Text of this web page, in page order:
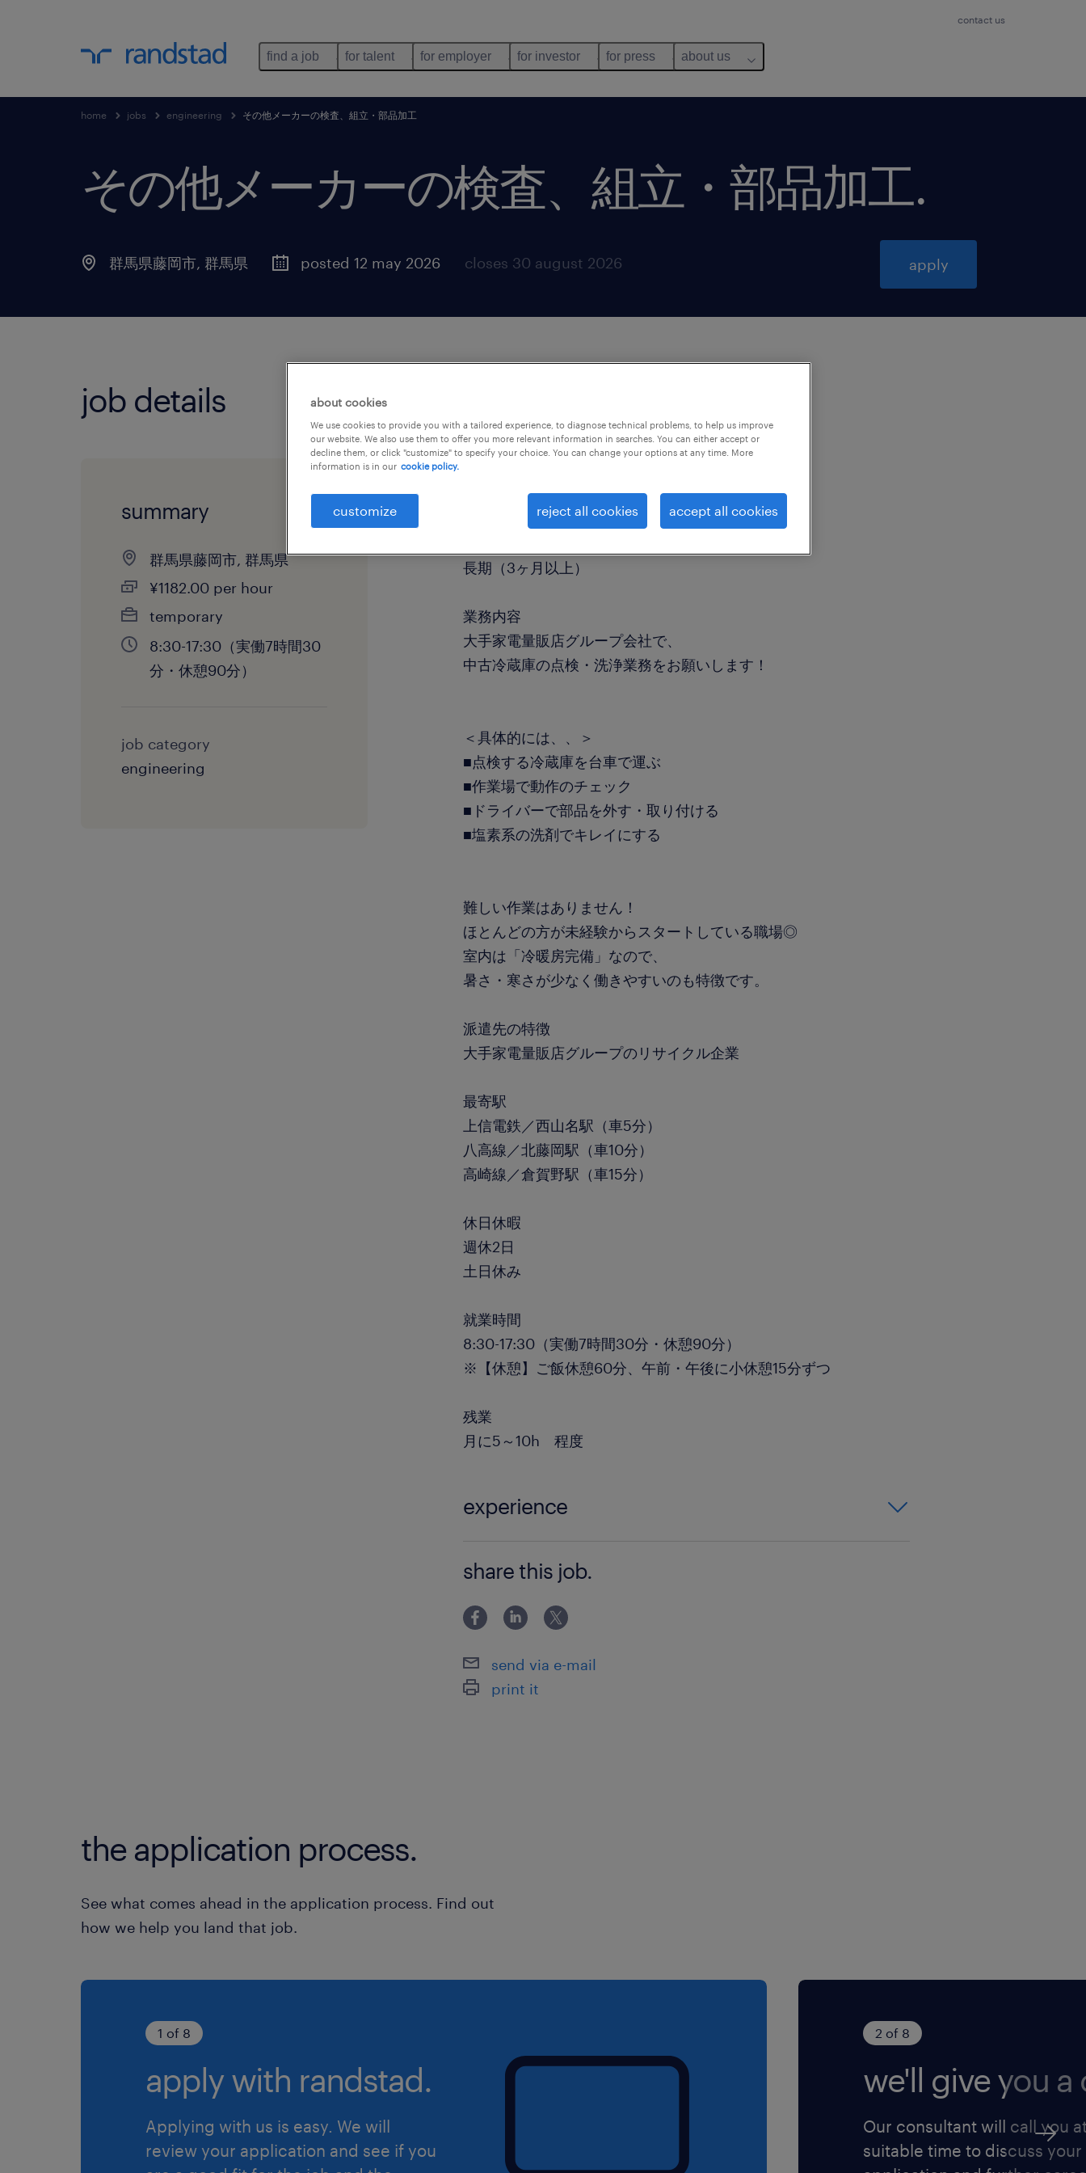
contact us
find a job for talent for employer for investor for press about us
home jobs engineering その他メーカーの検査、組立・部品加工
その他メーカーの検査、組立・部品加工.
群馬県藤岡市, 群馬県 posted 12 may 2026 closes 30 august 2026 apply
job details
summary
群馬県藤岡市, 群馬県
¥1182.00 per hour
temporary
8:30-17:30（実働7時間30
分・休憩90分）
job category
engineering
検査、組立・部品加工
長期（3ヶ月以上）
業務内容
大手家電量販店グループ会社で、
中古冷蔵庫の点検・洗浄業務をお願いします！
＜具体的には、、＞
■点検する冷蔵庫を台車で運ぶ
■作業場で動作のチェック
■ドライバーで部品を外す・取り付ける
■塩素系の洗剤でキレイにする
難しい作業はありません！
ほとんどの方が未経験からスタートしている職場◎
室内は「冷暖房完備」なので、
暑さ・寒さが少なく働きやすいのも特徴です。
派遣先の特徴
大手家電量販店グループのリサイクル企業
最寄駅
上信電鉄／西山名駅（車5分）
八高線／北藤岡駅（車10分）
高崎線／倉賀野駅（車15分）
休日休暇
週休2日
土日休み
就業時間
8:30-17:30（実働7時間30分・休憩90分）
※【休憩】ご飯休憩60分、午前・午後に小休憩15分ずつ
残業
月に5～10h 程度
experience
share this job.
send via e-mail
print it
the application process.
See what comes ahead in the application process. Find out
how we help you land that job.
1 of 8
apply with randstad.
Applying with us is easy. We will
review your application and see if you
2 of 8
we'll give you a
Our consultant will call you
suitable time to discuss your
about cookies
We use cookies to provide you with a tailored experience, to diagnose technical problems, to help us improve
our website. We also use them to offer you more relevant information in searches. You can either accept or
decline them, or click "customize" to specify your choice. You can change your options at any time. More
information is in our cookie policy.
customize reject all cookies accept all cookies